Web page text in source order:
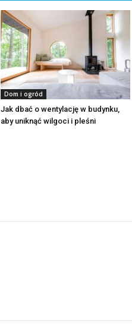
Dom i ogród
Jak dbać o wentylację w budynku,
aby uniknąć wilgoci i pleśni